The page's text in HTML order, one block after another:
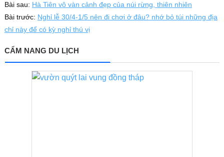
Bài sau: Hà Tiên vô vàn cảnh đẹp của núi rừng, thiên nhiên
Bài trước: Nghỉ lễ 30/4-1/5 nên đi chơi ở đâu? nhớ bỏ túi những địa
chỉ này để có kỳ nghỉ thú vị
CẨM NANG DU LỊCH